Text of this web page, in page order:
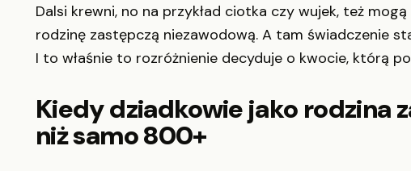
Dalsi krewni, no na przykład ciotka czy wujek, też
rodzinę zastępczą niezawodową. A tam świadczenie
I to właśnie to rozróżnienie decyduje o kwocie, którą
Kiedy dziadkowie jako rodzina
niż samo 800+